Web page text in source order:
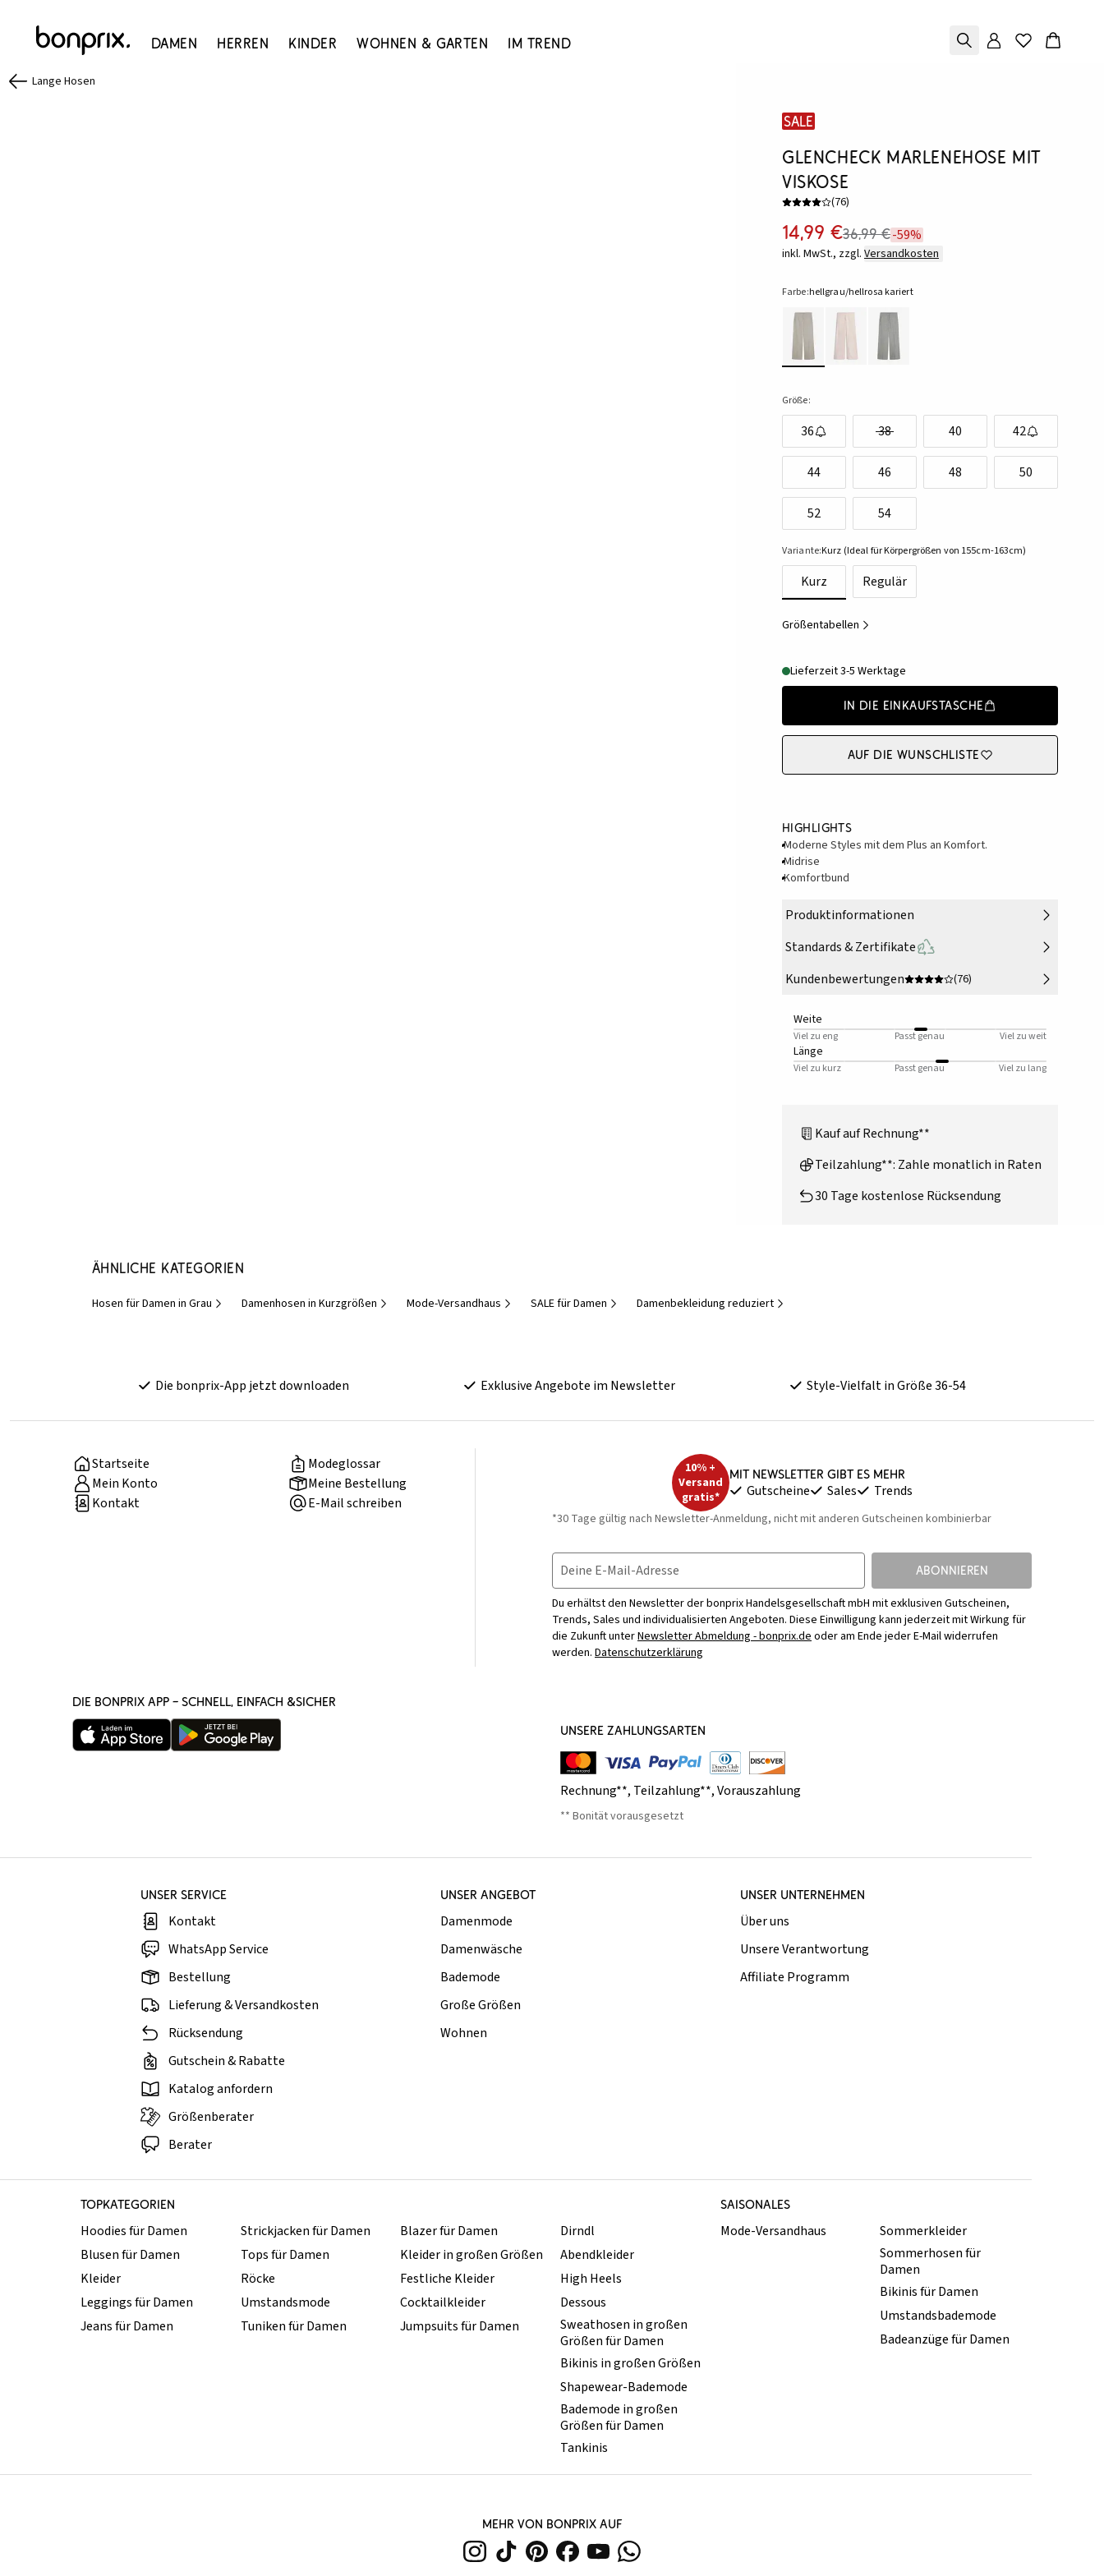
Damen Herren Kinder Wohnen & Garten Im Trend
Lange Hosen
SALE
Glencheck Marlenehose mit
Viskose
(76)
14,99 €36,99 €-59%
inkl. MwSt., zzgl. Versandkosten
Farbe:hellgrau/hellrosa kariert
Größe:
36 38 40 42
44 46 48 50
52 54
Variante:Kurz (Ideal für Körpergrößen von 155cm-163cm)
Kurz Regulär
Größentabellen
Lieferzeit 3-5 Werktage
In die Einkaufstasche
Auf die Wunschliste
Highlights
Moderne Styles mit dem Plus an Komfort.
Midrise
Komfortbund
Produktinformationen
Standards & Zertifikate
Kundenbewertungen
(76)
Weite
Viel zu eng Passt genau Viel zu weit
Länge
Viel zu kurz Passt genau Viel zu lang
Kauf auf Rechnung**
Teilzahlung**: Zahle monatlich in Raten
30 Tage kostenlose Rücksendung
Ähnliche Kategorien
Hosen für Damen in Grau Damenhosen in Kurzgrößen Mode-Versandhaus SALE für Damen Damenbekleidung reduziert
Die bonprix-App jetzt downloaden Exklusive Angebote im Newsletter Style-Vielfalt in Größe 36-54
Startseite
Modeglossar
Mein Konto
Meine Bestellung
Kontakt
E-Mail schreiben
10% +
Versand
gratis*
Mit Newsletter gibt es mehr
Gutscheine Sales Trends
*30 Tage gültig nach Newsletter-Anmeldung, nicht mit anderen Gutscheinen kombinierbar
Deine E-Mail-Adresse ABONNIEREN
Du erhältst den Newsletter der bonprix Handelsgesellschaft mbH mit exklusiven Gutscheinen,
Trends, Sales und individualisierten Angeboten. Diese Einwilligung kann jederzeit mit Wirkung für
die Zukunft unterNewsletter Abmeldung - bonprix.deoder am Ende jeder E-Mail widerrufen
werden. Datenschutzerklärung
DIE BONPRIX APP – SCHNELL, EINFACH &SICHER
UNSERE ZAHLUNGSARTEN
Rechnung**, Teilzahlung**,Vorauszahlung
** Bonität vorausgesetzt
UNSER SERVICE
Kontakt
WhatsApp Service
Bestellung
Lieferung & Versandkosten
Rücksendung
Gutschein & Rabatte
Katalog anfordern
Größenberater
Berater
UNSER ANGEBOT
Damenmode
Damenwäsche
Bademode
Große Größen
Wohnen
UNSER UNTERNEHMEN
Über uns
Unsere Verantwortung
Affiliate Programm
TOPKATEGORIEN SAISONALES
Hoodies für Damen
Blusen für Damen
Kleider
Leggings für Damen
Jeans für Damen
Strickjacken für Damen
Tops für Damen
Röcke
Umstandsmode
Tuniken für Damen
Blazer für Damen
Kleider in großen Größen
Festliche Kleider
Cocktailkleider
Jumpsuits für Damen
Dirndl
Abendkleider
High Heels
Dessous
Sweathosen in großen
Größen für Damen
Mode-Versandhaus
Sommerkleider
Sommerhosen für
Damen
Bikinis für Damen
Umstandsbademode
Badeanzüge für Damen
Bikinis in großen Größen
Shapewear-Bademode
Bademode in großen
Größen für Damen
Tankinis
MEHR VON BONPRIX AUF